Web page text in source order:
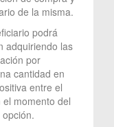
de la misma.
podrá
adquiriendo las
por
cantidad en
entre el
momento del